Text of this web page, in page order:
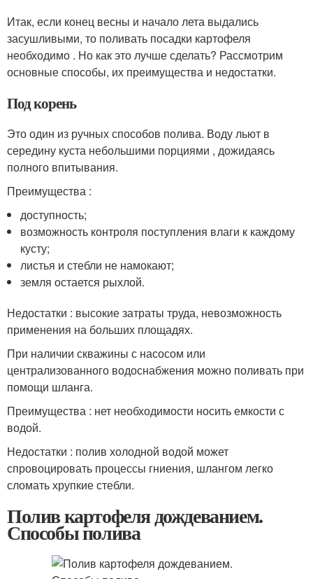
Итак, если конец весны и начало лета выдались
засушливыми, то поливать посадки картофеля
необходимо . Но как это лучше сделать? Рассмотрим
основные способы, их преимущества и недостатки.
Под корень
Это один из ручных способов полива. Воду льют в
середину куста небольшими порциями , дожидаясь
полного впитывания.
Преимущества :
доступность;
возможность контроля поступления влаги к каждому
кусту;
листья и стебли не намокают;
земля остается рыхлой.
Недостатки : высокие затраты труда, невозможность
применения на больших площадях.
При наличии скважины с насосом или
централизованного водоснабжения можно поливать при
помощи шланга.
Преимущества : нет необходимости носить емкости с
водой.
Недостатки : полив холодной водой может
спровоцировать процессы гниения, шлангом легко
сломать хрупкие стебли.
Полив картофеля дождеванием.
Способы полива